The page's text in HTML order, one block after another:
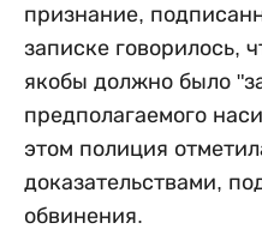
признание,
записке говорилось,
якобы должно было
предполагаемого
этом полиция
доказательствами,
обвинения.